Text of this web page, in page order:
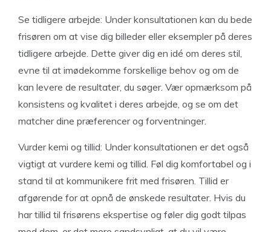
Se tidligere arbejde: Under konsultationen kan du bede
frisøren om at vise dig billeder eller eksempler på deres
tidligere arbejde. Dette giver dig en idé om deres stil,
evne til at imødekomme forskellige behov og om de
kan levere de resultater, du søger. Vær opmærksom på
konsistens og kvalitet i deres arbejde, og se om det
matcher dine præferencer og forventninger.
Vurder kemi og tillid: Under konsultationen er det også
vigtigt at vurdere kemi og tillid. Føl dig komfortabel og i
stand til at kommunikere frit med frisøren. Tillid er
afgørende for at opnå de ønskede resultater. Hvis du
har tillid til frisørens ekspertise og føler dig godt tilpas